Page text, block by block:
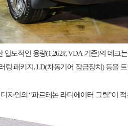
압도적인 용량(1,262ℓ, VDA 기준)의 데크
링 패키지 , LD(차동기어 잠금장치 )등을
디자인의“파르테논 라디에이터 그릴”이